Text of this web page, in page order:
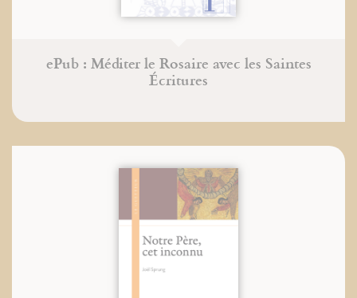
ePub : Méditer le Rosaire avec les Saintes
Écritures